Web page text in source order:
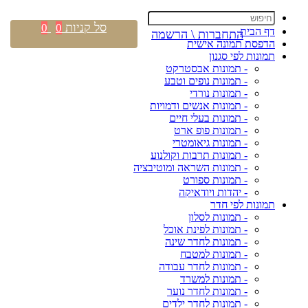
דף הבית
הדפסת תמונה אישית
תמונות לפי סגנון
- תמונות אבסטרקט
- תמונות נופים וטבע
- תמונות נורדי
- תמונות אנשים ודמויות
- תמונות בעלי חיים
- תמונות פופ ארט
- תמונות גיאומטרי
- תמונות תרבות וקולנוע
- תמונות השראה ומוטיבציה
- תמונות ספורט
- יהדות ויודאיקה
תמונות לפי חדר
- תמונות לסלון
- תמונות לפינת אוכל
- תמונות לחדר שינה
- תמונות למטבח
- תמונות לחדר עבודה
- תמונות למשרד
- תמונות לחדר נוער
- תמונות לחדר ילדים
התחברות \ הרשמה סל קניות 0
0